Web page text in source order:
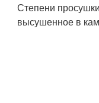
Степени
высушенное в